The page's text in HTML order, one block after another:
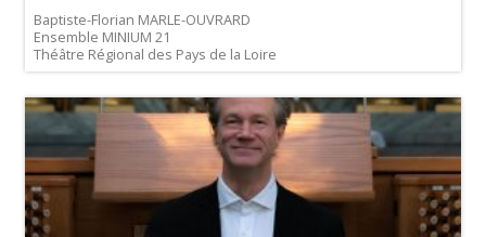
Baptiste-Florian MARLE-OUVRARD
Ensemble MINIUM 21
Théâtre Régional des Pays de la Loire